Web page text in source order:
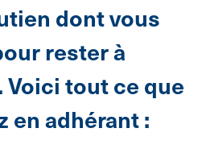
dont vous
rester à
Voici tout ce que
en adhérant :